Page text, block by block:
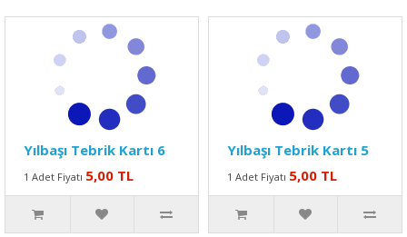
Yılbaşı Tebrik Kartı 6
1 Adet Fiyatı 5,00 TL
Yılbaşı Tebrik Kartı 5
1 Adet Fiyatı 5,00 TL